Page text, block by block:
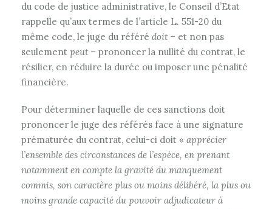
du code de justice administrative, le Conseil d’Etat
rappelle qu’aux termes de l’article L. 551-20 du
même code, le juge du référé doit– et non pas
seulement peut– prononcer la nullité du contrat, le
résilier, en réduire la durée ou imposer une pénalité
financière.
Pour déterminer laquelle de ces sanctions doit
prononcer le juge des référés face à une signature
prématurée du contrat, celui-ci doit « apprécier
l’ensemble des circonstances de l’espèce, en prenant
notamment en compte la gravité du manquement
commis, son caractère plus ou moins délibéré, la plus ou
moins grande capacité du pouvoir adjudicateur à